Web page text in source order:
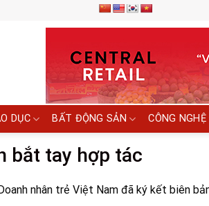
DỤC BẤT ĐỘNG SẢN CÔNG NGHỆ
bắt tay hợp tác
nhân trẻ Việt Nam đã ký kết biên